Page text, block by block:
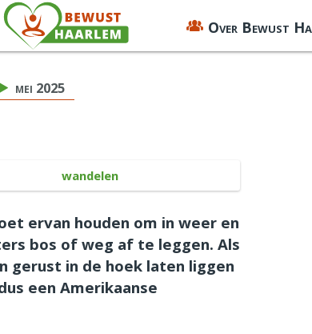
Over Bewust
mei 2025
wandelen
ervan houden om in weer en
bos of weg af te leggen. Als
gerust in de hoek laten liggen
een Amerikaanse